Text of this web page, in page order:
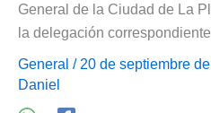
General de la Ciudad de La
la delegación
General / 20 de septiembre
Daniel